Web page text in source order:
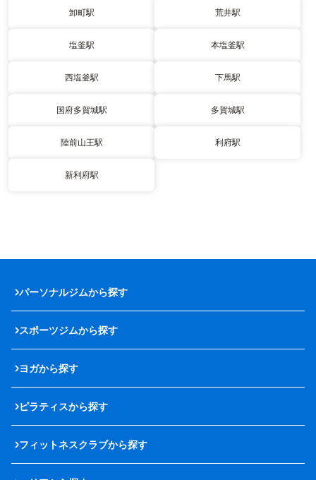
卸町駅 荒井駅
塩釜駅 本塩釜駅
西塩釜駅 下馬駅
国府多賀城駅 多賀城駅
陸前山王駅 利府駅
新利府駅
パーソナルジムから探す
スポーツジムから探す
ヨガから探す
ピラティスから探す
フィットネスクラブから探す